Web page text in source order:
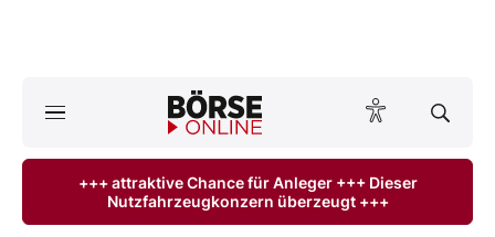
ktuelle Ausgabe BÖRSE ONLINE lesen
+++ attraktive Chance für Anleger +++ Dieser
Nutzfahrzeugkonzern überzeugt +++